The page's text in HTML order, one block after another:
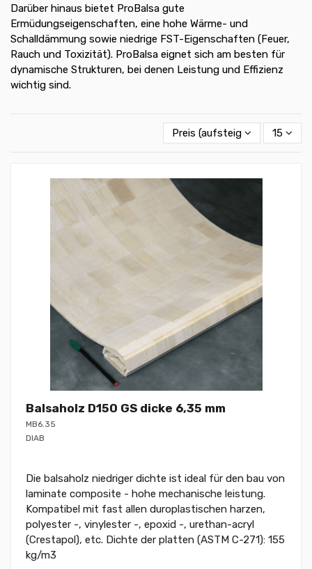
Darüber hinaus bietet ProBalsa gute
Ermüdungseigenschaften, eine hohe Wärme- und
Schalldämmung sowie niedrige FST-Eigenschaften (Feuer,
Rauch und Toxizität). ProBalsa eignet sich am besten für
dynamische Strukturen, bei denen Leistung und Effizienz
wichtig sind.
Preis (aufsteigend) 15
Balsaholz D150 GS dicke 6,35 mm
MB6.35
DIAB
Die balsaholz niedriger dichte ist ideal für den bau von
laminate composite - hohe mechanische leistung.
Kompatibel mit fast allen duroplastischen harzen,
polyester -, vinylester -, epoxid -, urethan-acryl
(Crestapol), etc. Dichte der platten (ASTM C-271): 155
kg/m3